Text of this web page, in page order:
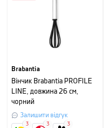
Brabantia
Вінчик Brabantia PROFILE
LINE, довжина 26 см,
чорний
Залишити відгук
3 3 3